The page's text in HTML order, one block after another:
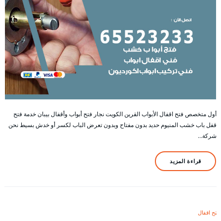
أول متخصص فتح اقفال الأبواب القرين الكويت نجار فتح أبواب وأقفال بيبان خدمة فتح
قفل باب خشب المنيوم حديد بدون مفتاح وبدون تعرض الباب لكسر أو خدش بسيط نحن
شركة…
قراءة المزيد
فتح اقفال